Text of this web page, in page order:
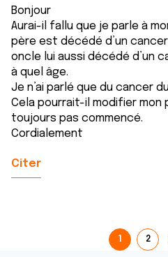
Bonjour
Aurai-il fallu que je parle à
père est décédé d’un
oncle lui aussi décédé d’un
à quel âge.
Je n’ai parlé que du cancer
Cela pourrait-il modifier mon
toujours pas commencé.
Cordialement
Citer
1 2